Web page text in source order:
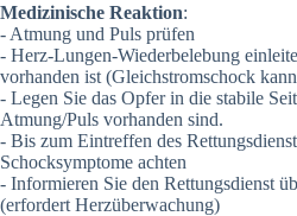
Medizinische Reaktion:
- Atmung und Puls prüfen
- Herz-Lungen-Wiederbelebung
vorhanden ist (Gleichstromschock
- Legen Sie das Opfer in die stabile
Atmung/Puls vorhanden sind.
- Bis zum Eintreffen des
Schocksymptome achten
- Informieren Sie den Rettungsdienst
(erfordert Herzüberwachung)